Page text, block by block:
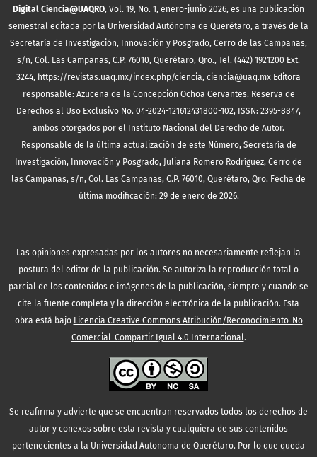
Digital Ciencia@UAQRO, Vol. 19, No. 1, enero-junio 2026, es una publicación
semestral editada por la Universidad Autónoma de Querétaro, a través de la
Secretaría de Investigación, Innovación y Posgrado, Cerro de las Campanas,
s/n, Col. Las Campanas, C.P. 76010, Querétaro, Qro., Tel. (442) 1921200 Ext.
3244, https://revistas.uaq.mx/index.php/ciencia, ciencia@uaq.mx Editora
responsable: Azucena de la Concepción Ochoa Cervantes. Reserva de
Derechos al Uso Exclusivo No. 04-2024-121612431800-102, ISSN: 2395-8847,
ambos otorgados por el Instituto Nacional del Derecho de Autor.
Responsable de la última actualización de este Número, Secretaría de
Investigación, Innovación y Posgrado, Juliana Romero Rodríguez, Cerro de
las Campanas, s/n, Col. Las Campanas, C.P. 76010, Querétaro, Qro. Fecha de
última modificación: 29 de enero de 2026.
Las opiniones expresadas por los autores no necesariamente reflejan la
postura del editor de la publicación. Se autoriza la reproducción total o
parcial de los contenidos e imágenes de la publicación, siempre y cuando se
cite la fuente completa y la dirección electrónica de la publicación. Esta
obra está bajo Licencia Creative Commons Atribución/Reconocimiento-No
Comercial-Compartir Igual 4.0 Internacional.
Se reafirma y advierte que se encuentran reservados todos los derechos de
autor y conexos sobre esta revista y cualquiera de sus contenidos
pertenecientes a la Universidad Autonoma de Querétaro. Por lo que queda